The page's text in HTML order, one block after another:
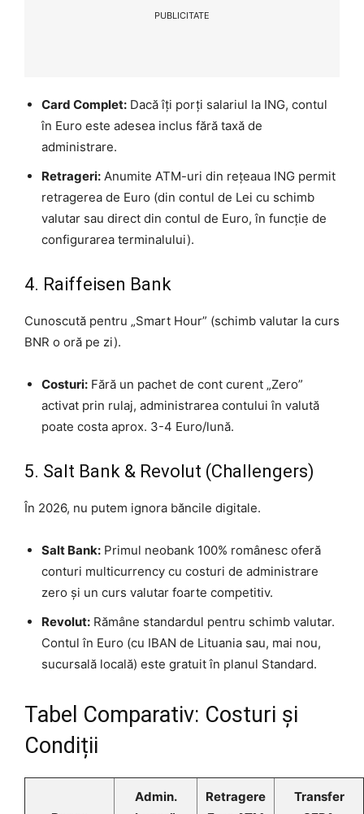
PUBLICITATE
Card Complet: Dacă îți porți salariul la ING, contul
în Euro este adesea inclus fără taxă de
administrare.
Retrageri: Anumite ATM-uri din rețeaua ING permit
retragerea de Euro (din contul de Lei cu schimb
valutar sau direct din contul de Euro, în funcție de
configurarea terminalului).
4. Raiffeisen Bank
Cunoscută pentru „Smart Hour” (schimb valutar la curs
BNR o oră pe zi).
Costuri: Fără un pachet de cont curent „Zero”
activat prin rulaj, administrarea contului în valută
poate costa aprox. 3-4 Euro/lună.
5. Salt Bank & Revolut (Challengers)
În 2026, nu putem ignora băncile digitale.
Salt Bank: Primul neobank 100% românesc oferă
conturi multicurrency cu costuri de administrare
zero și un curs valutar foarte competitiv.
Revolut: Rămâne standardul pentru schimb valutar.
Contul în Euro (cu IBAN de Lituania sau, mai nou,
sucursală locală) este gratuit în planul Standard.
Tabel Comparativ: Costuri și
Condiții
Admin.
Retragere
Transfer